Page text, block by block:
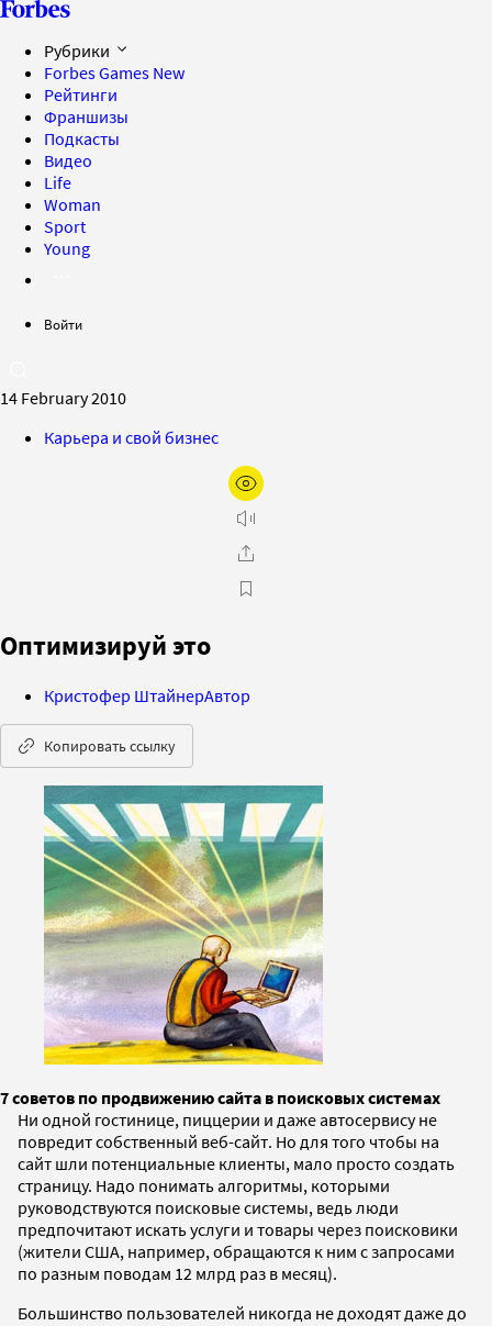
Рубрики
Forbes Games New
Рейтинги
Франшизы
Подкасты
Видео
Life
Woman
Sport
Young
Войти
14 February 2010
Карьера и свой бизнес
Оптимизируй это
Кристофер ШтайнерАвтор
Копировать ссылку
7 советов по продвижению сайта в поисковых системах
Ни одной гостинице, пиццерии и даже автосервису не
повредит собственный веб-сайт. Но для того чтобы на
сайт шли потенциальные клиенты, мало просто создать
страницу. Надо понимать алгоритмы, которыми
руководствуются поисковые системы, ведь люди
предпочитают искать услуги и товары через поисковики
(жители США, например, обращаются к ним с запросами
по разным поводам 12 млрд раз в месяц).
Большинство пользователей никогда не доходят даже до